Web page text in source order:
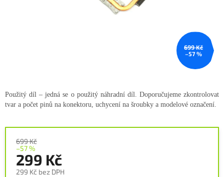
699 Kč
–57 %
699 Kč
–57 %
299 Kč
299 Kč bez DPH
Použitý díl – jedná se o použitý náhradní díl. Doporučujeme zkontrolovat
tvar a počet pinů na konektoru, uchycení na šroubky a modelové označení.